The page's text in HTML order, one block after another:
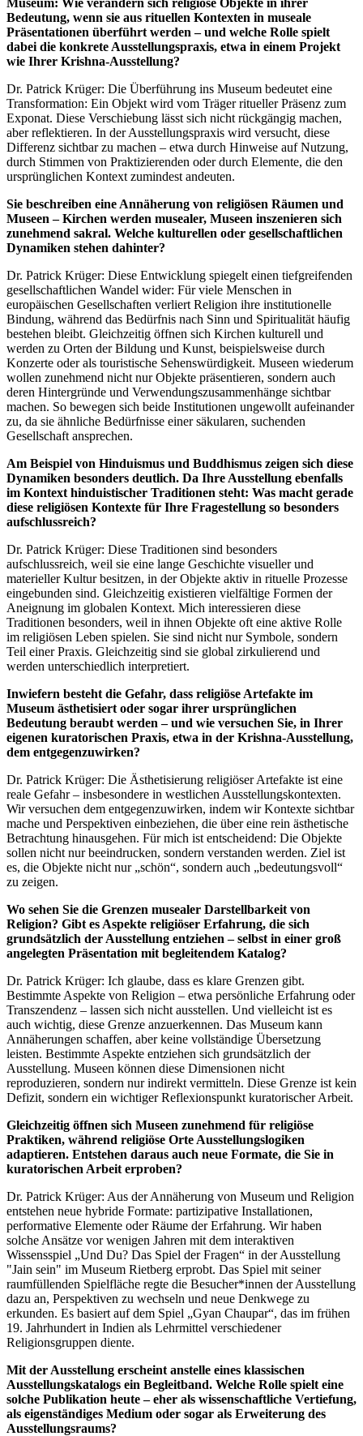
Bedeutung, wenn sie aus rituellen Kontexten in museale
Präsentationen überführt werden – und welche Rolle spielt
dabei die konkrete Ausstellungspraxis, etwa in einem Projekt
wie Ihrer Krishna-Ausstellung?
Dr. Patrick Krüger: Die Überführung ins Museum bedeutet eine
Transformation: Ein Objekt wird vom Träger ritueller Präsenz zum
Exponat. Diese Verschiebung lässt sich nicht rückgängig machen,
aber reflektieren. In der Ausstellungspraxis wird versucht, diese
Differenz sichtbar zu machen – etwa durch Hinweise auf Nutzung,
durch Stimmen von Praktizierenden oder durch Elemente, die den
ursprünglichen Kontext zumindest andeuten.
Sie beschreiben eine Annäherung von religiösen Räumen und
Museen – Kirchen werden musealer, Museen inszenieren sich
zunehmend sakral. Welche kulturellen oder gesellschaftlichen
Dynamiken stehen dahinter?
Dr. Patrick Krüger: Diese Entwicklung spiegelt einen tiefgreifenden
gesellschaftlichen Wandel wider: Für viele Menschen in
europäischen Gesellschaften verliert Religion ihre institutionelle
Bindung, während das Bedürfnis nach Sinn und Spiritualität häufig
bestehen bleibt. Gleichzeitig öffnen sich Kirchen kulturell und
werden zu Orten der Bildung und Kunst, beispielsweise durch
Konzerte oder als touristische Sehenswürdigkeit. Museen wiederum
wollen zunehmend nicht nur Objekte präsentieren, sondern auch
deren Hintergründe und Verwendungszusammenhänge sichtbar
machen. So bewegen sich beide Institutionen ungewollt aufeinander
zu, da sie ähnliche Bedürfnisse einer säkularen, suchenden
Gesellschaft ansprechen.
Am Beispiel von Hinduismus und Buddhismus zeigen sich diese
Dynamiken besonders deutlich. Da Ihre Ausstellung ebenfalls
im Kontext hinduistischer Traditionen steht: Was macht gerade
diese religiösen Kontexte für Ihre Fragestellung so besonders
aufschlussreich?
Dr. Patrick Krüger: Diese Traditionen sind besonders
aufschlussreich, weil sie eine lange Geschichte visueller und
materieller Kultur besitzen, in der Objekte aktiv in rituelle Prozesse
eingebunden sind. Gleichzeitig existieren vielfältige Formen der
Aneignung im globalen Kontext. Mich interessieren diese
Traditionen besonders, weil in ihnen Objekte oft eine aktive Rolle
im religiösen Leben spielen. Sie sind nicht nur Symbole, sondern
Teil einer Praxis. Gleichzeitig sind sie global zirkulierend und
werden unterschiedlich interpretiert.
Inwiefern besteht die Gefahr, dass religiöse Artefakte im
Museum ästhetisiert oder sogar ihrer ursprünglichen
Bedeutung beraubt werden – und wie versuchen Sie, in Ihrer
eigenen kuratorischen Praxis, etwa in der Krishna-Ausstellung,
dem entgegenzuwirken?
Dr. Patrick Krüger: Die Ästhetisierung religiöser Artefakte ist eine
reale Gefahr – insbesondere in westlichen Ausstellungskontexten.
Wir versuchen dem entgegenzuwirken, indem wir Kontexte sichtbar
mache und Perspektiven einbeziehen, die über eine rein ästhetische
Betrachtung hinausgehen. Für mich ist entscheidend: Die Objekte
sollen nicht nur beeindrucken, sondern verstanden werden. Ziel ist
es, die Objekte nicht nur „schön“, sondern auch „bedeutungsvoll“
zu zeigen.
Wo sehen Sie die Grenzen musealer Darstellbarkeit von
Religion? Gibt es Aspekte religiöser Erfahrung, die sich
grundsätzlich der Ausstellung entziehen – selbst in einer groß
angelegten Präsentation mit begleitendem Katalog?
Dr. Patrick Krüger: Ich glaube, dass es klare Grenzen gibt.
Bestimmte Aspekte von Religion – etwa persönliche Erfahrung oder
Transzendenz – lassen sich nicht ausstellen. Und vielleicht ist es
auch wichtig, diese Grenze anzuerkennen. Das Museum kann
Annäherungen schaffen, aber keine vollständige Übersetzung
leisten. Bestimmte Aspekte entziehen sich grundsätzlich der
Ausstellung. Museen können diese Dimensionen nicht
reproduzieren, sondern nur indirekt vermitteln. Diese Grenze ist kein
Defizit, sondern ein wichtiger Reflexionspunkt kuratorischer Arbeit.
Gleichzeitig öffnen sich Museen zunehmend für religiöse
Praktiken, während religiöse Orte Ausstellungslogiken
adaptieren. Entstehen daraus auch neue Formate, die Sie in
kuratorischen Arbeit erproben?
Dr. Patrick Krüger: Aus der Annäherung von Museum und Religion
entstehen neue hybride Formate: partizipative Installationen,
performative Elemente oder Räume der Erfahrung. Wir haben
solche Ansätze vor wenigen Jahren mit dem interaktiven
Wissensspiel „Und Du? Das Spiel der Fragen“ in der Ausstellung
"Jain sein" im Museum Rietberg erprobt. Das Spiel mit seiner
raumfüllenden Spielfläche regte die Besucher*innen der Ausstellung
dazu an, Perspektiven zu wechseln und neue Denkwege zu
erkunden. Es basiert auf dem Spiel „Gyan Chaupar“, das im frühen
19. Jahrhundert in Indien als Lehrmittel verschiedener
Religionsgruppen diente.
Mit der Ausstellung erscheint anstelle eines klassischen
Ausstellungskatalogs ein Begleitband. Welche Rolle spielt eine
solche Publikation heute – eher als wissenschaftliche Vertiefung,
als eigenständiges Medium oder sogar als Erweiterung des
Ausstellungsraums?